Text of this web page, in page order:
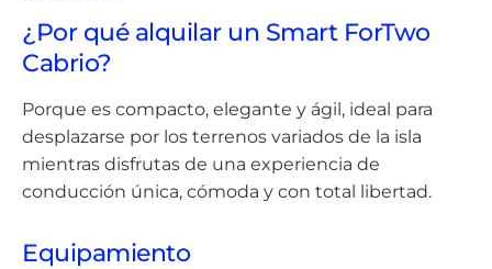
¿Por qué alquilar un Smart ForTwo
Cabrio?
Porque es compacto, elegante y ágil, ideal para
desplazarse por los terrenos variados de la isla
mientras disfrutas de una experiencia de
conducción única, cómoda y con total libertad.
Equipamiento